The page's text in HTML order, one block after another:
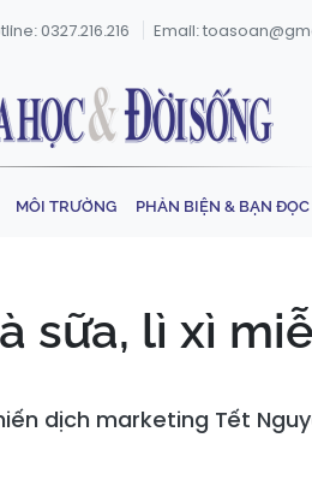
0327.216.216 Email:
MÔI TRƯỜNG PHẢN BIỆN & BẠN ĐỌC
sữa, lì xì
dịch marketing Tết